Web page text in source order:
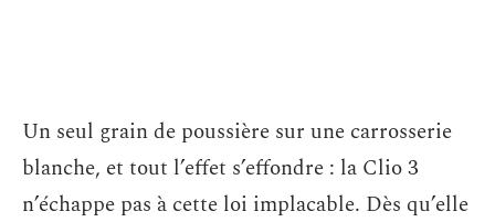
Un seul grain de poussière sur une carrosserie
blanche, et tout l’effet s’effondre : la Clio 3
n’échappe pas à cette loi implacable. Dès qu’elle